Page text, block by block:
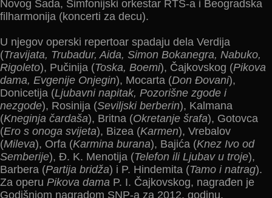
Novog Sada, Simfonijski orkestar RTS-a i Beogradska
filharmonija (koncerti za decu).
U njegov operski repertoar spadaju dela Verdija
(Travijata, Trubadur, Aida, Simon Bokanegra, Nabuko,
Rigoleto), Pučinija (Toska, Boemi), Čajkovskog (Pikova
dama, Evgenije Onjegin), Mocarta (Don Đovani),
Donicetija (Ljubavni napitak, Pozorišne zgode i
nezgode), Rosinija (Sevilјski berberin), Kalmana
(Kneginja čardaša), Britna (Okretanje šrafa), Gotovca
(Ero s onoga svijeta), Bizea (Karmen), Vrebalov
(Mileva), Orfa (Karmina burana), Bajića (Knez Ivo od
Semberije), Đ. K. Menotija (Telefon ili Ljubav u troje),
Barbera (Partija bridža) i P. Hindemita (Tamo i natrag).
Za operu Pikova dama P. I. Čajkovskog, nagrađen je
Godišnjom nagradom SNP-a za 2012. godinu.